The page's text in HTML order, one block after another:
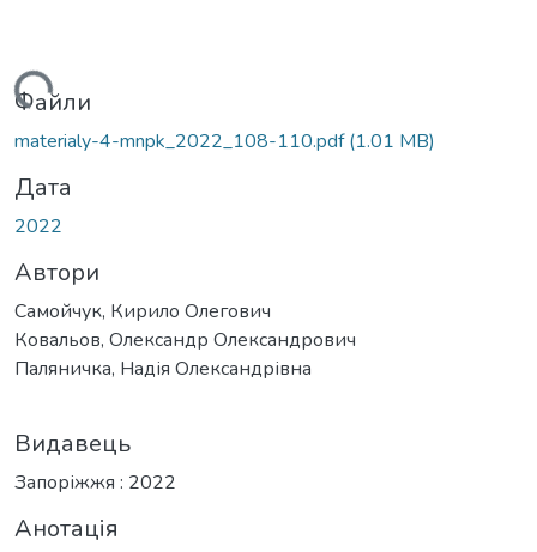
Файли
materialy-4-mnpk_2022_108-110.pdf(1.01 MB)
Дата
2022
Автори
Самойчук, Кирило Олегович
Ковальов, Олександр Олександрович
Паляничка, Надія Олександрівна
Видавець
Запоріжжя : 2022
Анотація